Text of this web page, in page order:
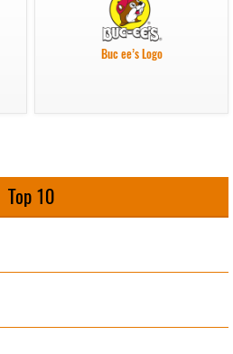
Buc ee’s Logo
Top 10